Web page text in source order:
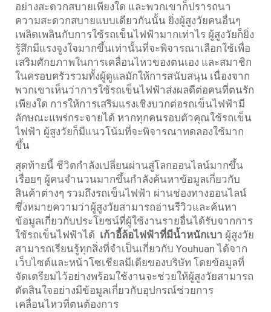
อย่างสะดวกสบายเพียงใด และพวกเขาก็ปรารถนา
ความสะดวกสบายแบบเดียวกันนั้น ยิ่งผู้สูงวัยคนอื่นๆ
เพลิดเพลินกับการใช้รถเข็นไฟฟ้ามากเท่าไร ผู้สูงวัยก็ยิ่ง
รู้สึกมีแรงจูงใจมากขึ้นเท่านั้นที่จะพิจารณาเลือกใช้เพื่อ
เสริมศักยภาพในการเคลื่อนไหวของตนเอง และสมาชิก
ในครอบครัวรวมทั้งผู้ดูแลมักให้การสนับสนุน เนื่องจาก
พวกเขาเห็นว่าการใช้รถเข็นไฟฟ้าส่งผลดีต่อคนที่ตนรัก
เพียงใด การให้การเสริมแรงเชิงบวกต่อรถเข็นไฟฟ้ามี
ลักษณะแพร่กระจายได้ หากทุกคนรอบตัวคุณใช้รถเข็น
ไฟฟ้า ผู้สูงวัยก็มีแนวโน้มที่จะพิจารณาทดลองใช้มาก
ขึ้น
สุดท้ายนี้ ชีวิตกำลังเปลี่ยนผ่านสู่โลกออนไลน์มากขึ้น
เรื่อยๆ ผู้คนจำนวนมากขึ้นกำลังค้นหาข้อมูลเกี่ยวกับ
สินค้าต่างๆ รวมถึงรถเข็นไฟฟ้า ผ่านช่องทางออนไลน์
ซึ่งหมายความว่าผู้สูงวัยสามารถอ่านรีวิวและค้นหา
ข้อมูลเกี่ยวกับประโยชน์ที่ผู้ใช้งานรายอื่นได้รับจากการ
ใช้รถเข็นไฟฟ้าได้ เก้าอี้ล้อไฟฟ้าที่มีน้ำหนักเบา ผู้สูงวัย
สามารถเรียนรู้ทุกสิ่งที่จำเป็นเกี่ยวกับ Youhuan ได้จาก
เว็บไซต์และหน้าโซเชียลมีเดียของบริษัท โดยข้อมูลที่
จัดเตรียมไว้อย่างพร้อมใช้งานจะช่วยให้ผู้สูงวัยสามารถ
ตัดสินใจอย่างมีข้อมูลเกี่ยวกับอุปกรณ์ช่วยการ
เคลื่อนไหวที่ตนต้องการ